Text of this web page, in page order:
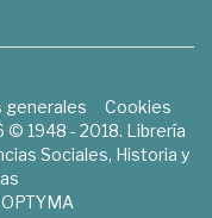
generales
Cookies
© 1948 - 2018. Librería
Sociales, Historia y
OPTYMA